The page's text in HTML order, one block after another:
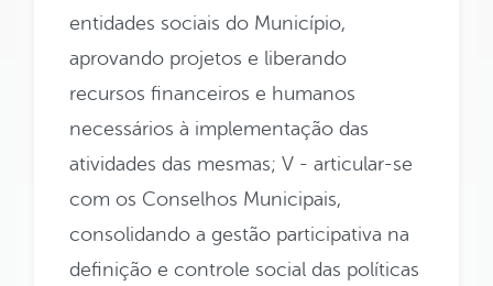
entidades sociais do Município,
aprovando projetos e liberando
recursos financeiros e humanos
necessários à implementação das
atividades das mesmas; V - articular-se
com os Conselhos Municipais,
consolidando a gestão participativa na
definição e controle social das políticas